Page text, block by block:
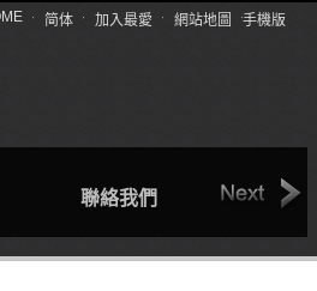
简体 加入最愛 網站地圖 手機版
聯絡我們 關於我們